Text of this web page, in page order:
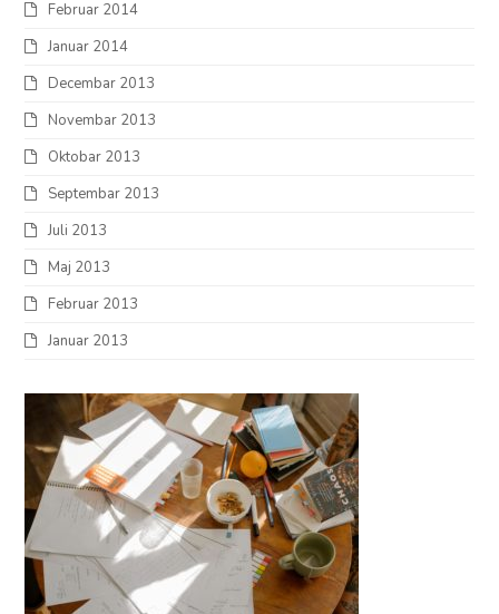
Februar 2014
Januar 2014
Decembar 2013
Novembar 2013
Oktobar 2013
Septembar 2013
Juli 2013
Maj 2013
Februar 2013
Januar 2013